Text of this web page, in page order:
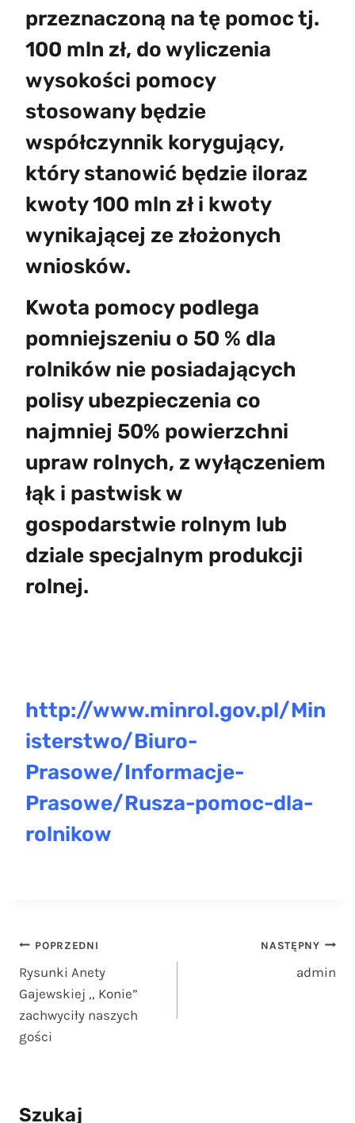
przeznaczoną na tę pomoc tj.
100 mln zł, do wyliczenia
wysokości pomocy
stosowany będzie
współczynnik korygujący,
który stanowić będzie iloraz
kwoty 100 mln zł i kwoty
wynikającej ze złożonych
wniosków.
Kwota pomocy podlega
pomniejszeniu o 50 % dla
rolników nie posiadających
polisy ubezpieczenia co
najmniej 50% powierzchni
upraw rolnych, z wyłączeniem
łąk i pastwisk w
gospodarstwie rolnym lub
dziale specjalnym produkcji
rolnej.
http://www.minrol.gov.pl/Min
isterstwo/Biuro-
Prasowe/Informacje-
Prasowe/Rusza-pomoc-dla-
rolnikow
Nawigacja
wpisu
POPRZEDNI
Rysunki Anety
Gajewskiej ,, Konie”
zachwyciły naszych
gości
NASTĘPNY
admin
Szukaj